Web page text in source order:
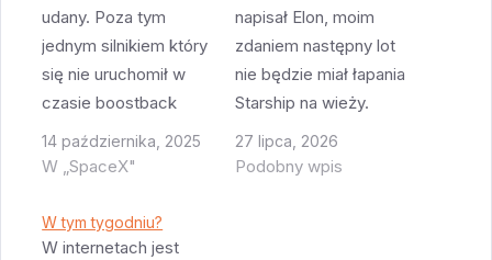
udany. Poza tym
jednym silnikiem który
się nie uruchomił w
czasie boostback
burn, nie było żadnych
zauważalnych
że jesteśmy znowu na
ścieżce szybkiego
14 października, 2025
W „SpaceX"
napisał Elon, moim
zdaniem następny lot
nie będzie miał łapania
Starship na wieży.
Dlaczego? Przede
wszystkim dlatego że
27 lipca, 2026
Podobny wpis
W tym tygodniu?
W internetach jest